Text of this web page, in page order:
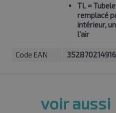
TL=
remplacé
intérieur,
l'air
Code EAN
voir aussi